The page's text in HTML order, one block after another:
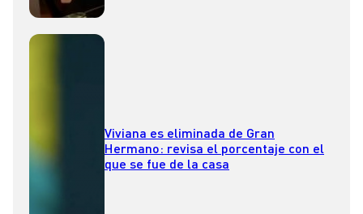
Viviana es eliminada de Gran
Hermano: revisa el porcentaje con el
que se fue de la casa